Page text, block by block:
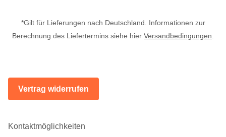
*Gilt für Lieferungen nach Deutschland. Informationen zur
Berechnung des Liefertermins siehe hier Versandbedingungen
Vertrag widerrufen
Kontaktmöglichkeiten